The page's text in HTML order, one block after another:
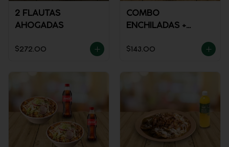
2 FLAUTAS
AHOGADAS
$272.00
COMBO
ENCHILADAS +
$143.00